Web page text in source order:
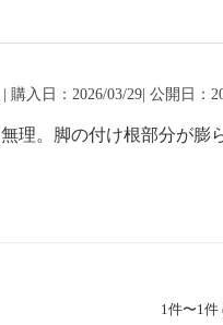
購入日：2026/03/29| 公開日：
理。脚の付け根部分が膨
1件〜1件